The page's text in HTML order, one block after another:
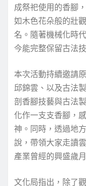
成祭祀使用的香腳
如木色花朵般的壯
名。隨著機械化時
今能完整保留古法
本次活動持續邀請
邱錦雲、以及古法
剖香腳技藝與古法
化作一支支香腳，
神。同時，透過地
說，帶領大家走讀
產業曾經的興盛歲
文化局指出，除了